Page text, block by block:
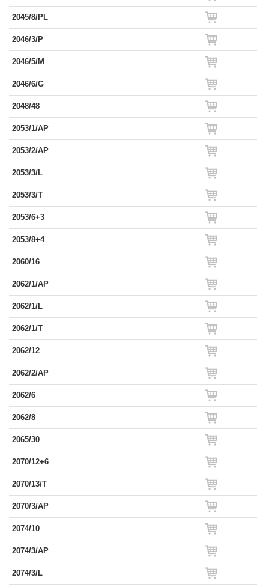
2045/8/PL
2046/3/P
2046/5/M
2046/6/G
2048/48
2053/1/AP
2053/2/AP
2053/3/L
2053/3/T
2053/6+3
2053/8+4
2060/16
2062/1/AP
2062/1/L
2062/1/T
2062/12
2062/2/AP
2062/6
2062/8
2065/30
2070/12+6
2070/13/T
2070/3/AP
2074/10
2074/3/AP
2074/3/L